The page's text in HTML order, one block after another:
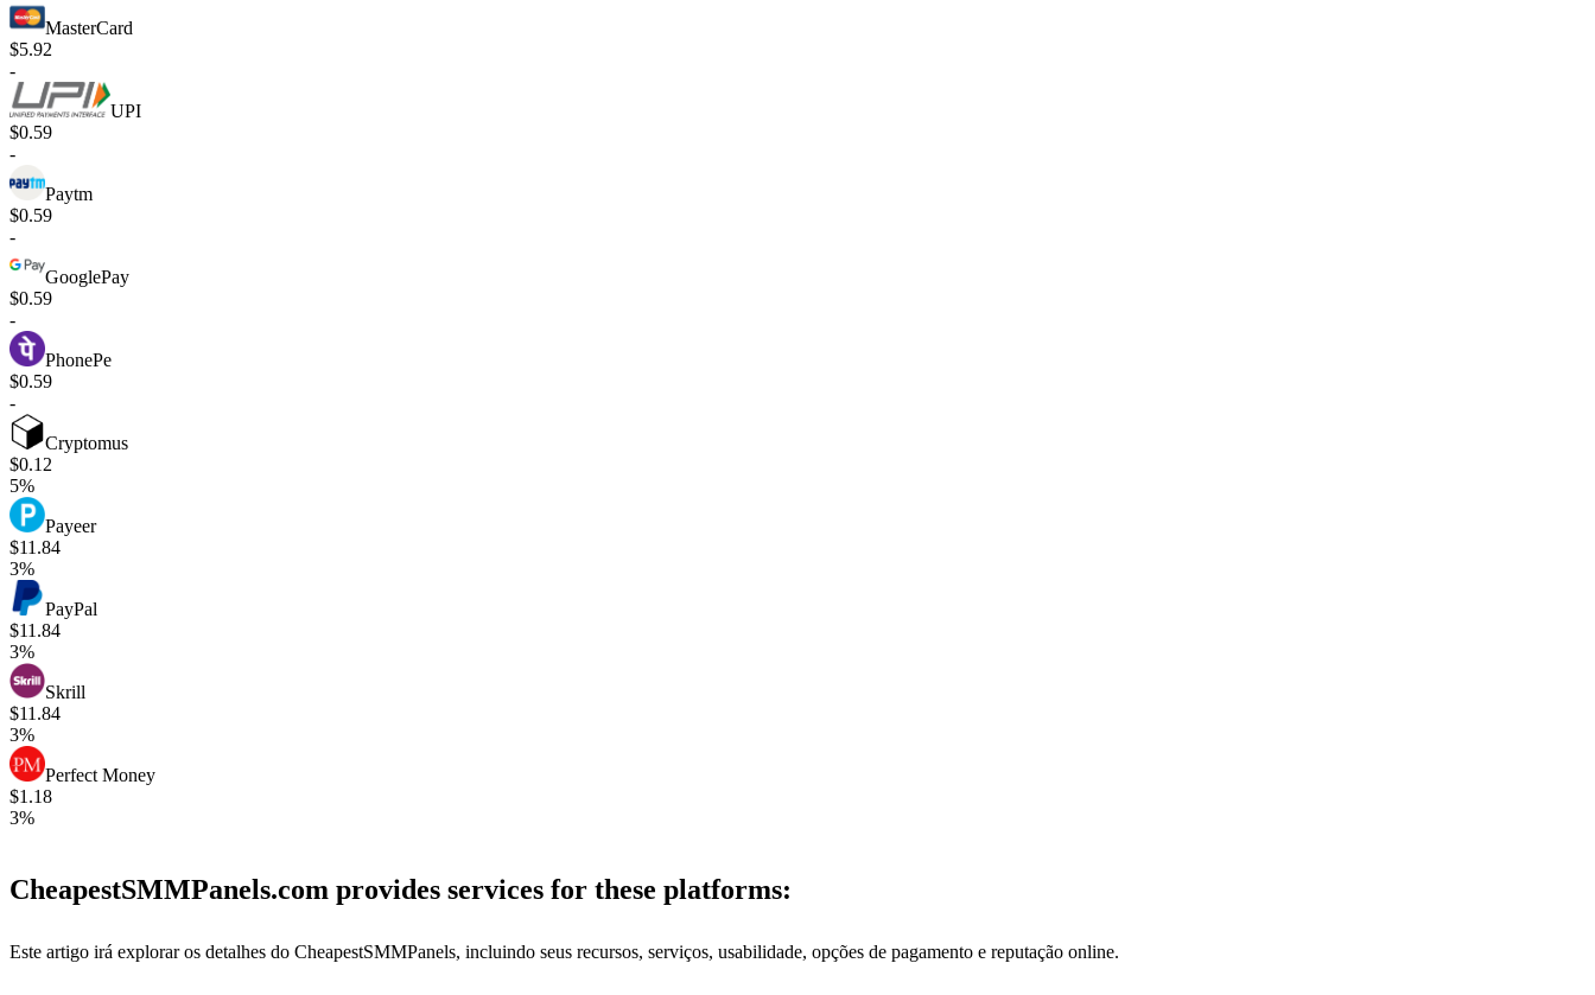
MasterCard
$5.92
-
UPI
$0.59
-
Paytm
$0.59
-
GooglePay
$0.59
-
PhonePe
$0.59
-
Cryptomus
$0.12
5%
Payeer
$11.84
3%
PayPal
$11.84
3%
Skrill
$11.84
3%
Perfect Money
$1.18
3%
CheapestSMMPanels.com provides services for these platforms:
Este artigo irá explorar os detalhes do CheapestSMMPanels, incluindo seus recursos, serviços, usabilidade, opções de pagamento e reputação online.